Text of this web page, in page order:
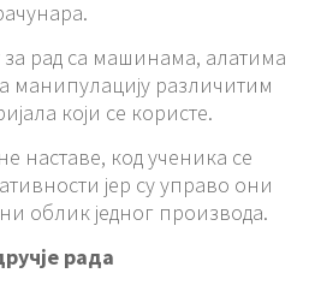
за рад са машинама, алатима
манипулацију различитим
који се користе.
наставе, код ученика се
јер су управо они
облик једног производа.
рада